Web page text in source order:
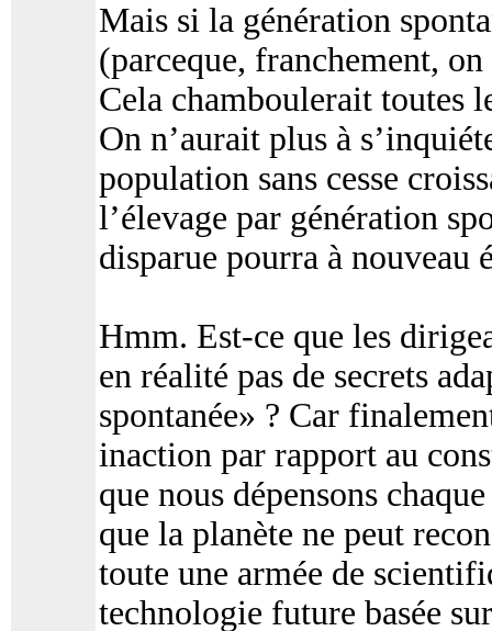
Mais si la génération
(parceque, franchement,
Cela chamboulerait toutes
On n’aurait plus à
population sans cesse
l’élevage par génération
disparue pourra à nouveau
Hmm. Est-ce que les
en réalité pas de secrets
spontanée» ? Car
inaction par rapport au
que nous dépensons
que la planète ne peut
toute une armée de
technologie future basée